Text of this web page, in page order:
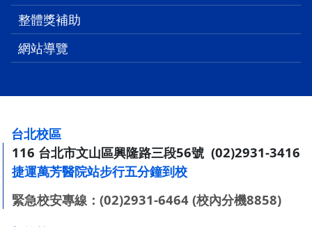
整體獎補助
網站導覽
:::
台北校區
116 台北市文山區興隆路三段56號 (02)2931-3416
捷運萬芳醫院站步行五分鐘到校
緊急校安專線：(02)2931-6464 (校內分機8858)